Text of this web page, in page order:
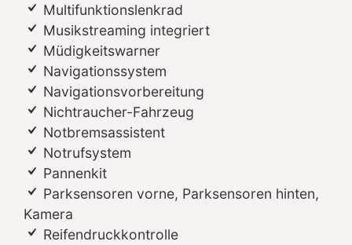
Multifunktionslenkrad
Musikstreaming integriert
Müdigkeitswarner
Navigationssystem
Navigationsvorbereitung
Nichtraucher-Fahrzeug
Notbremsassistent
Notrufsystem
Pannenkit
Parksensoren vorne, Parksensoren hinten,
Kamera
Reifendruckkontrolle